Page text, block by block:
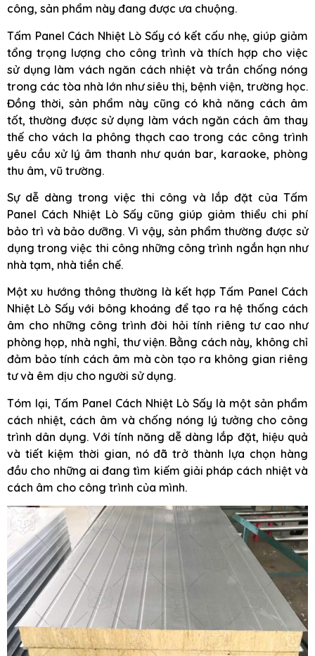
công, sản phẩm này đang được ưa chuộng.
Tấm Panel Cách Nhiệt Lò Sấy có kết cấu nhẹ, giúp giảm
tổng trọng lượng cho công trình và thích hợp cho việc
sử dụng làm vách ngăn cách nhiệt và trần chống nóng
trong các tòa nhà lớn như siêu thị, bệnh viện, trường học.
Đồng thời, sản phẩm này cũng có khả năng cách âm
tốt, thường được sử dụng làm vách ngăn cách âm thay
thế cho vách la phông thạch cao trong các công trình
yêu cầu xử lý âm thanh như quán bar, karaoke, phòng
thu âm, vũ trường.
Sự dễ dàng trong việc thi công và lắp đặt của Tấm
Panel Cách Nhiệt Lò Sấy cũng giúp giảm thiểu chi phí
bảo trì và bảo dưỡng. Vì vậy, sản phẩm thường được sử
dụng trong việc thi công những công trình ngắn hạn như
nhà tạm, nhà tiền chế.
Một xu hướng thông thường là kết hợp Tấm Panel Cách
Nhiệt Lò Sấy với bông khoáng để tạo ra hệ thống cách
âm cho những công trình đòi hỏi tính riêng tư cao như
phòng họp, nhà nghỉ, thư viện. Bằng cách này, không chỉ
đảm bảo tính cách âm mà còn tạo ra không gian riêng
tư và êm dịu cho người sử dụng.
Tóm lại, Tấm Panel Cách Nhiệt Lò Sấy là một sản phẩm
cách nhiệt, cách âm và chống nóng lý tưởng cho công
trình dân dụng. Với tính năng dễ dàng lắp đặt, hiệu quả
và tiết kiệm thời gian, nó đã trở thành lựa chọn hàng
đầu cho những ai đang tìm kiếm giải pháp cách nhiệt và
cách âm cho công trình của mình.